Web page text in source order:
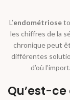
L’endométriose
les chiffres de la
chronique peut
différentes
d’où
Qu’est-